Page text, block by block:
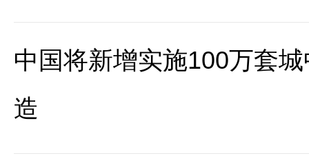
中国将新增实施100万套
造